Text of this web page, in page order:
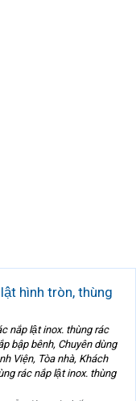
hình tròn, thùng
nắp lật inox. thùng rác
bập bênh, Chuyên dùng
Viện, Tòa nhà, Khách
rác nắp lật inox. thùng